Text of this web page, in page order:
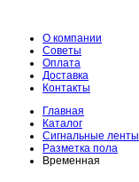
О компании
Советы
Оплата
Доставка
Контакты
Главная
Каталог
Сигнальные ленты
Разметка пола
Временная